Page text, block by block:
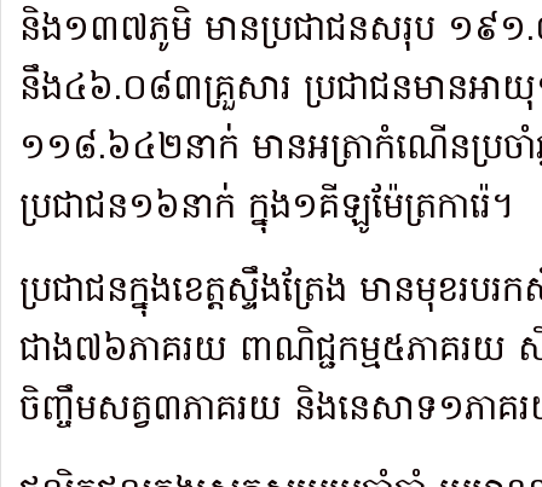
និង១៣៧ភូមិ មានប្រជាជនសរុប ១៩១.
នឹង៤៦.០៨៣​គ្រួសារ ប្រជាជនមានអាយុ
១១៨.៦៤២នាក់ មានអត្រាកំណើនប្រចាំ
ប្រជាជន១៦នាក់ ក្នុង១គីឡូម៉ែត្រការ៉េ។
ប្រជាជនក្នុងខេត្តស្ទឹងត្រែង មានមុខរបរ
ជាង៧៦ភាគរយ ពាណិជ្ជកម្ម៥ភាគរយ
ចិញ្ចឹមសត្វ៣ភាគរយ និងនេសាទ១ភាគ